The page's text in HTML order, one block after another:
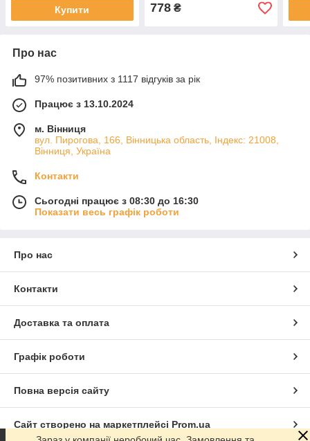
Купити 778₴
Про нас
97% позитивних з 1117 відгуків за рік
Працює з 13.10.2024
м. Вінниця
вул. Пирогова, 166, Вінницька область, Індекс: 21008,
Вінниця, Україна
Контакти
Сьогодні працює з 08:30 до 16:30
Показати весь графік роботи
Про нас
Контакти
Доставка та оплата
Графік роботи
Повна версія сайту
Сайт створено на маркетплейсі Prom.ua